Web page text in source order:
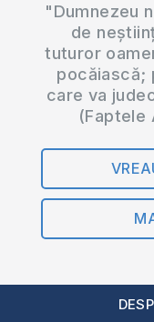
"Dumnezeu
de
tuturor
pocăiască;
care va
(Faptele